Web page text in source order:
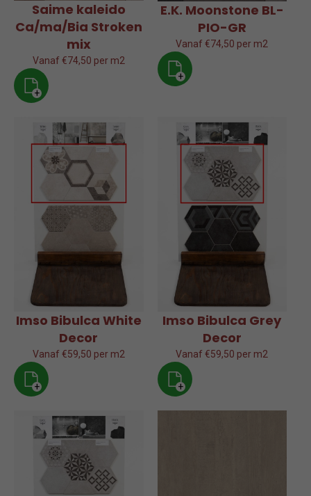
Saime kaleido
Ca/ma/Bia Stroken
mix
Vanaf €74,50 per m2
+
E.K. Moonstone BL-
PIO-GR
Vanaf €74,50 per m2
+
Imso Bibulca White
Decor
Vanaf €59,50 per m2
+
Imso Bibulca Grey
Decor
Vanaf €59,50 per m2
+